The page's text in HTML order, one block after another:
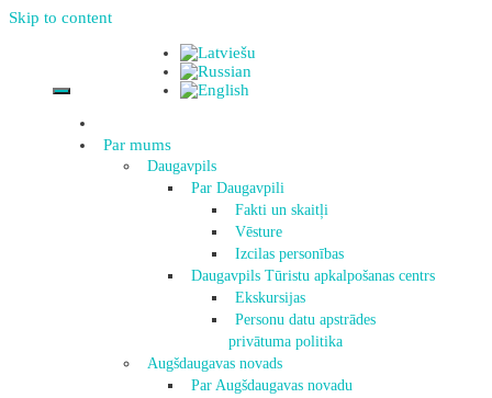
Skip to content
Par mums
Daugavpils
Par Daugavpili
Fakti un skaitļi
Vēsture
Izcilas personības
Daugavpils Tūristu apkalpošanas centrs
Ekskursijas
Personu datu apstrādes
privātuma politika
Augšdaugavas novads
Par Augšdaugavas novadu